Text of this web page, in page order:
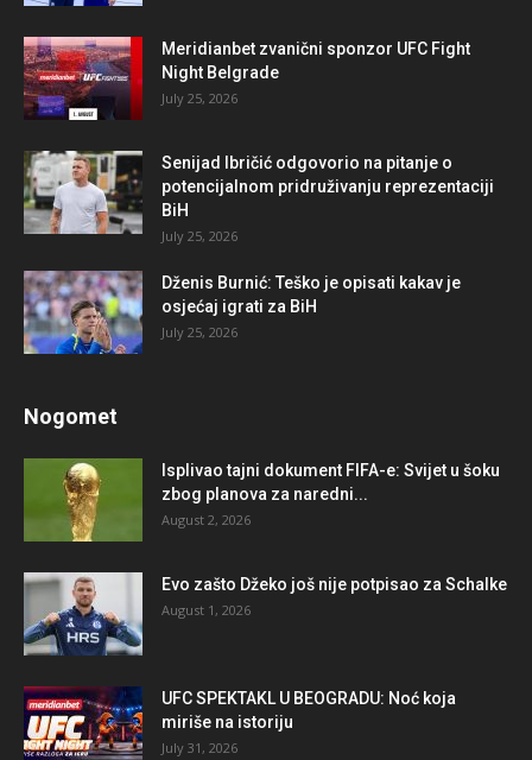
Meridianbet zvanični sponzor UFC Fight
Night Belgrade
July 25, 2026
Senijad Ibričić odgovorio na pitanje o
potencijalnom pridruživanju reprezentaciji
BiH
July 25, 2026
Dženis Burnić: Teško je opisati kakav je
osjećaj igrati za BiH
July 25, 2026
Nogomet
Isplivao tajni dokument FIFA-e: Svijet u šoku
zbog planova za naredni...
August 2, 2026
Evo zašto Džeko još nije potpisao za Schalke
August 1, 2026
UFC SPEKTAKL U BEOGRADU: Noć koja
miriše na istoriju
July 31, 2026